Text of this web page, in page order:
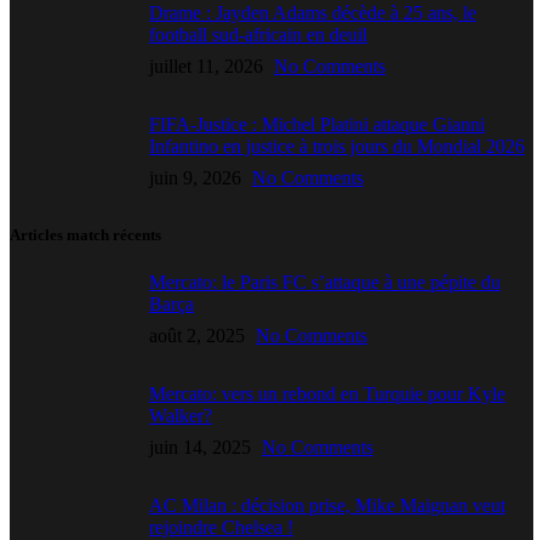
Drame : Jayden Adams décède à 25 ans, le
football sud-africain en deuil
juillet 11, 2026 No Comments
FIFA-Justice : Michel Platini attaque Gianni
Infantino en justice à trois jours du Mondial 2026
juin 9, 2026 No Comments
Articles match récents
Mercato: le Paris FC s’attaque à une pépite du
Barça
août 2, 2025 No Comments
Mercato: vers un rebond en Turquie pour Kyle
Walker?
juin 14, 2025 No Comments
AC Milan : décision prise, Mike Maignan veut
rejoindre Chelsea !